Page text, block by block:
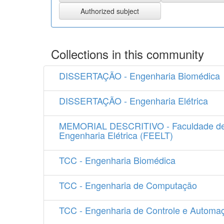
Collections in this community
DISSERTAÇÃO - Engenharia Biomédica
DISSERTAÇÃO - Engenharia Elétrica
MEMORIAL DESCRITIVO - Faculdade
Engenharia Elétrica (FEELT)
TCC - Engenharia Biomédica
TCC - Engenharia de Computação
TCC - Engenharia de Controle e